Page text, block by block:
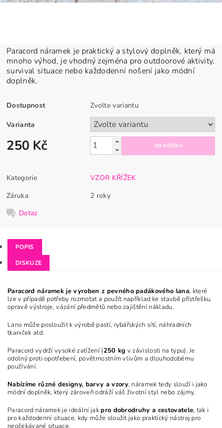
Paracord náramek je praktický a stylový doplněk, který má
mnoho výhod, je vhodný zejména pro outdoorové aktivity,
survival situace nebo každodenní nošení jako módní
doplněk.
Dostupnost Zvolte variantu
Varianta
250 Kč
Kategorie
VZOR KŘÍŽEK
Záruka
2 roky
Dotaz
POPIS
DISKUZE
Paracord náramek je vyroben z pevného padákového lana, které
lze v případě potřeby rozmotat a použít například ke stavbě přístřešku,
opravě výstroje, vázání předmětů nebo zajištění nákladu.
Lano může posloužit k výrobě pastí, rybářských sítí, náhradních
tkaniček atd.
Paracord vydrží vysoké zatížení (250 kg v závislosti na typu). Je
odolný proti opotřebení, povětrnostním vlivům a dlouhodobému
používání.
Nabízíme různé designy, barvy a vzory, náramek tedy slouží i jako
módní doplněk, který zároveň odráží váš životní styl nebo zájmy.
Paracord náramek je ideální jakpro dobrodruhy a cestovatele, tak i
pro každodenní situace, kdy může sloužit jako praktický nástroj pro
neočekávané situace.